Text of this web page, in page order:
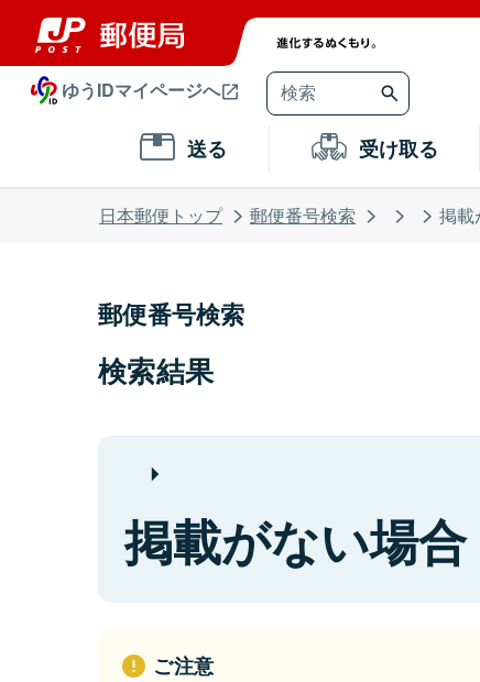
ゆうIDマイページへ
送る 受け取る
日本郵便トップ 郵便番号検索 掲載
郵便番号検索
検索結果
掲載がない場合
ご注意